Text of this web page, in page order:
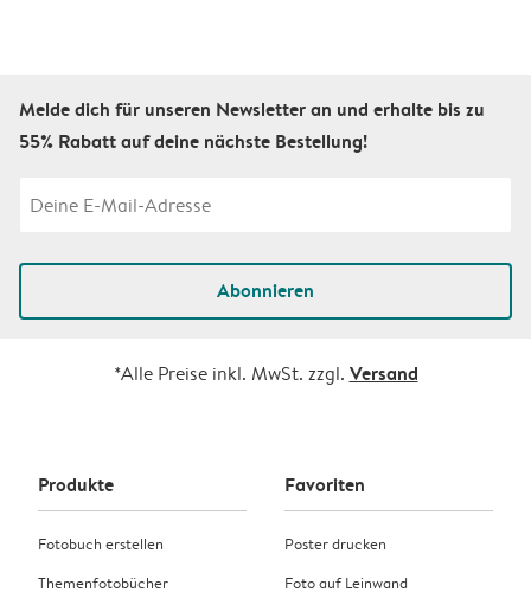
Melde dich für unseren Newsletter an und erhalte bis zu
55% Rabatt auf deine nächste Bestellung!
Abonnieren
*Alle Preise inkl. MwSt. zzgl. Versand
Produkte
Fotobuch erstellen
Themenfotobücher
Favoriten
Poster drucken
Foto auf Leinwand